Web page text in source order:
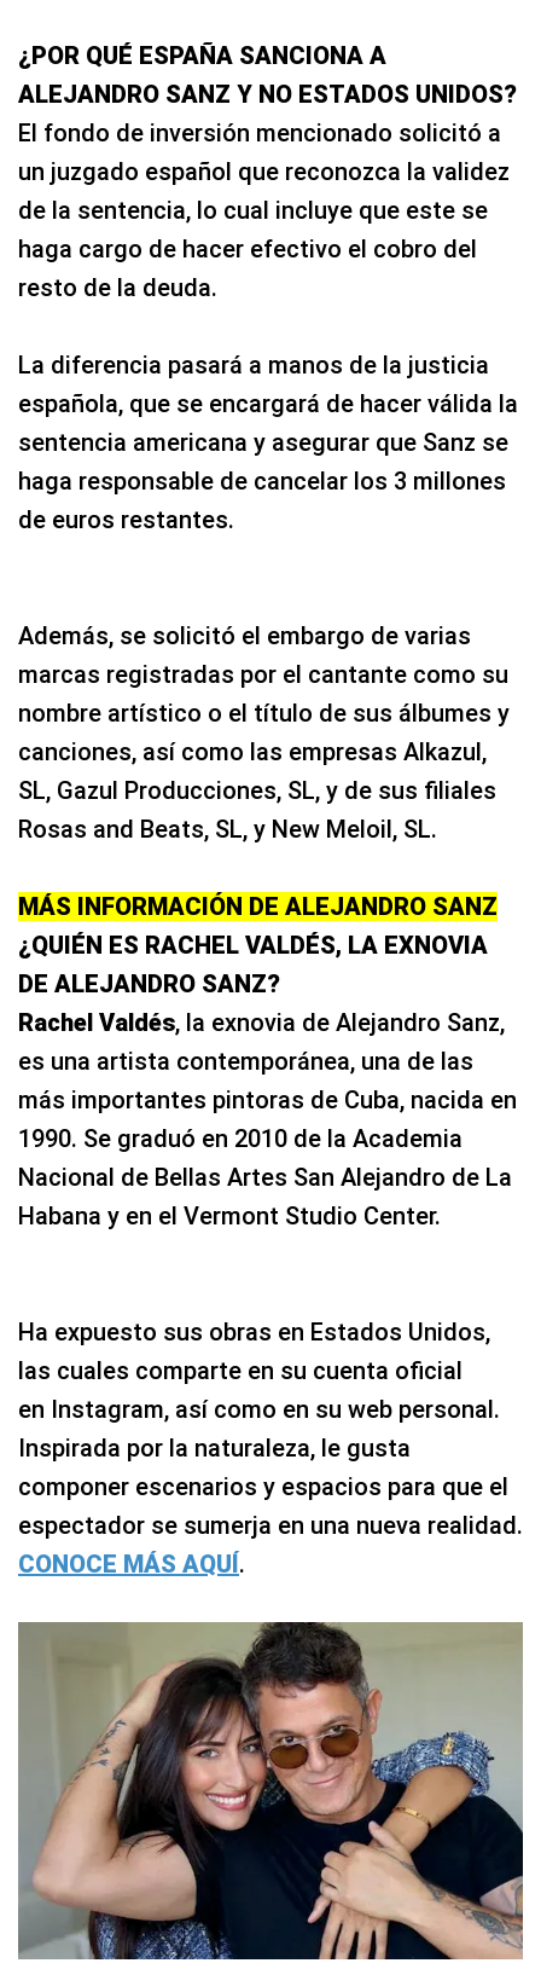
¿POR QUÉ ESPAÑA SANCIONA A
ALEJANDRO SANZ Y NO ESTADOS UNIDOS?
El fondo de inversión mencionado solicitó a
un juzgado español que reconozca la validez
de la sentencia, lo cual incluye que este se
haga cargo de hacer efectivo el cobro del
resto de la deuda.
La diferencia pasará a manos de la justicia
española, que se encargará de hacer válida la
sentencia americana y asegurar que Sanz se
haga responsable de cancelar los 3 millones
de euros restantes.
Además, se solicitó el embargo de varias
marcas registradas por el cantante como su
nombre artístico o el título de sus álbumes y
canciones, así como las empresas Alkazul,
SL, Gazul Producciones, SL, y de sus filiales
Rosas and Beats, SL, y New Meloil, SL.
MÁS INFORMACIÓN DE ALEJANDRO SANZ
¿QUIÉN ES RACHEL VALDÉS, LA EXNOVIA
DE ALEJANDRO SANZ?
Rachel Valdés, la exnovia de Alejandro Sanz,
es una artista contemporánea, una de las
más importantes pintoras de Cuba, nacida en
1990. Se graduó en 2010 de la Academia
Nacional de Bellas Artes San Alejandro de La
Habana y en el Vermont Studio Center.
Ha expuesto sus obras en Estados Unidos,
las cuales comparte en su cuenta oficial
en Instagram, así como en su web personal.
Inspirada por la naturaleza, le gusta
componer escenarios y espacios para que el
espectador se sumerja en una nueva realidad.
CONOCE MÁS AQUÍ.